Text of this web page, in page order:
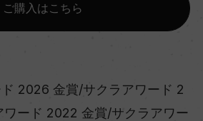
ご購入はこちら
2026 金賞/サクラアワード 2
ード 2022 金賞/サクラアワー